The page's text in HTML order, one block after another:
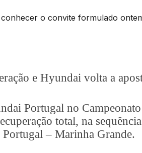
o convite formulado
e Hyundai volta a
Portugal no
total, na
– Marinha Grande.